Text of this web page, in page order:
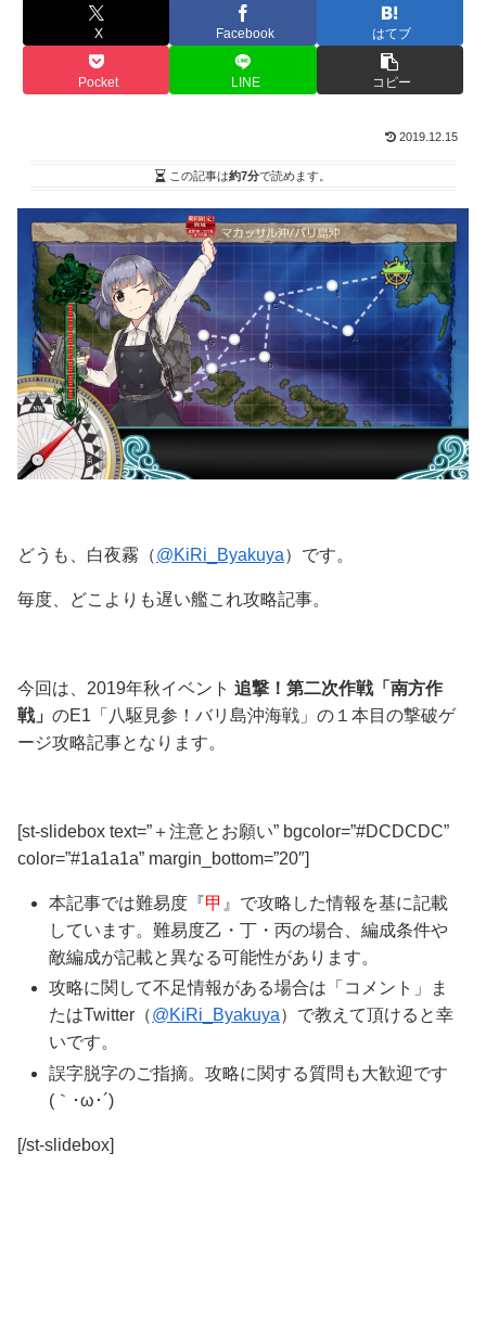
X Facebook はてブ
Pocket LINE コピー
2019.12.15
この記事は約7分で読めます。
どうも、白夜霧（@KiRi_Byakuya）です。
毎度、どこよりも遅い艦これ攻略記事。
今回は、2019年秋イベント 追撃！第二次作戦「南方作
戦」 のE1「八駆見参！バリ島沖海戦」 の１本目の撃破ゲ
ージ攻略記事となります。
[st-slidebox text=”＋注意とお願い” bgcolor=”#DCDCDC”
color=”#1a1a1a” margin_bottom=”20″]
本記事では難易度『甲 』 で攻略した情報を基に記載
しています。難易度乙・丁・丙の場合、編成条件や
敵編成が記載と異なる可能性があります。
攻略に関して不足情報がある場合は「コメント」ま
たはTwitter（@KiRi_Byakuya）で教えて頂けると幸
いです。
誤字脱字のご指摘。攻略に関する質問も大歓迎です
(｀･ω･´)ゞ
[/st-slidebox]